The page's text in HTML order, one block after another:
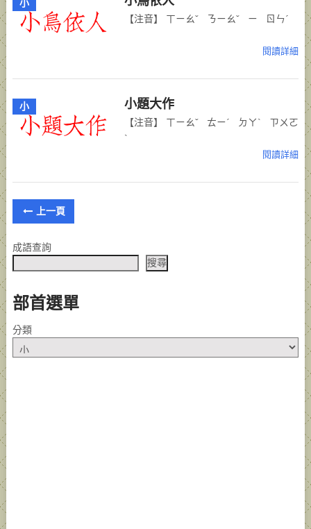
小
【注音】 ㄒㄧㄠˇ ㄋㄧㄠˇ ㄧ ㄖㄣˊ
閱讀詳細
小 小題大作
【注音】 ㄒㄧㄠˇ ㄊㄧˊ ㄉㄚˋ ㄗㄨㄛ
ˋ
閱讀詳細
POSTS
上一頁
成語查詢
搜尋
部首選單
分類